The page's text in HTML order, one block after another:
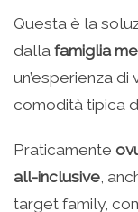
Questa è la
dalla famiglia
un’esperienza
comodità tipica
Praticamente
all-inclusive ,
target family,